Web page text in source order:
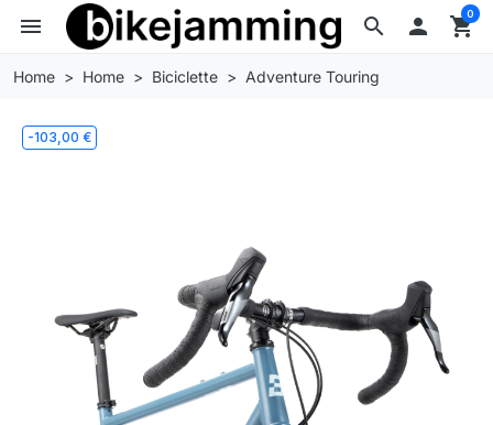
search
menu  shopping_cart
0
Home Home Biciclette Adventure Touring
-103,00 €